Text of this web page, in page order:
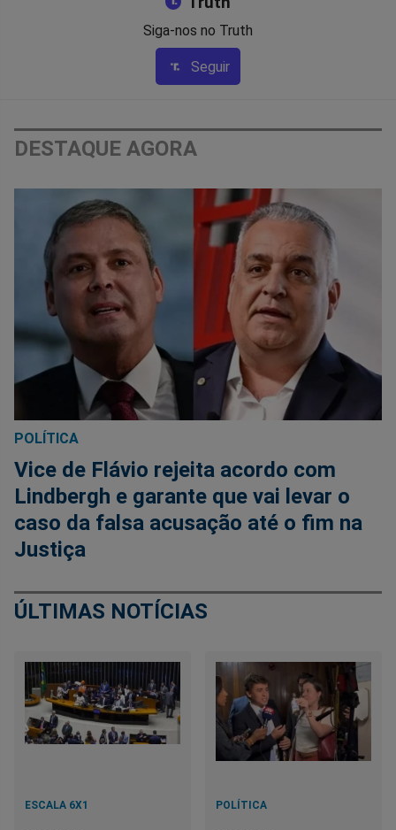
Siga-nos no Truth
Seguir
DESTAQUE AGORA
POLÍTICA
Vice de Flávio rejeita acordo com
Lindbergh e garante que vai levar o
caso da falsa acusação até o fim na
Justiça
ÚLTIMAS NOTÍCIAS
ESCALA 6X1 POLÍTICA